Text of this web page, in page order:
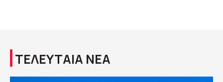
ΤΕΛΕΥΤΑΙΑ ΝΕΑ